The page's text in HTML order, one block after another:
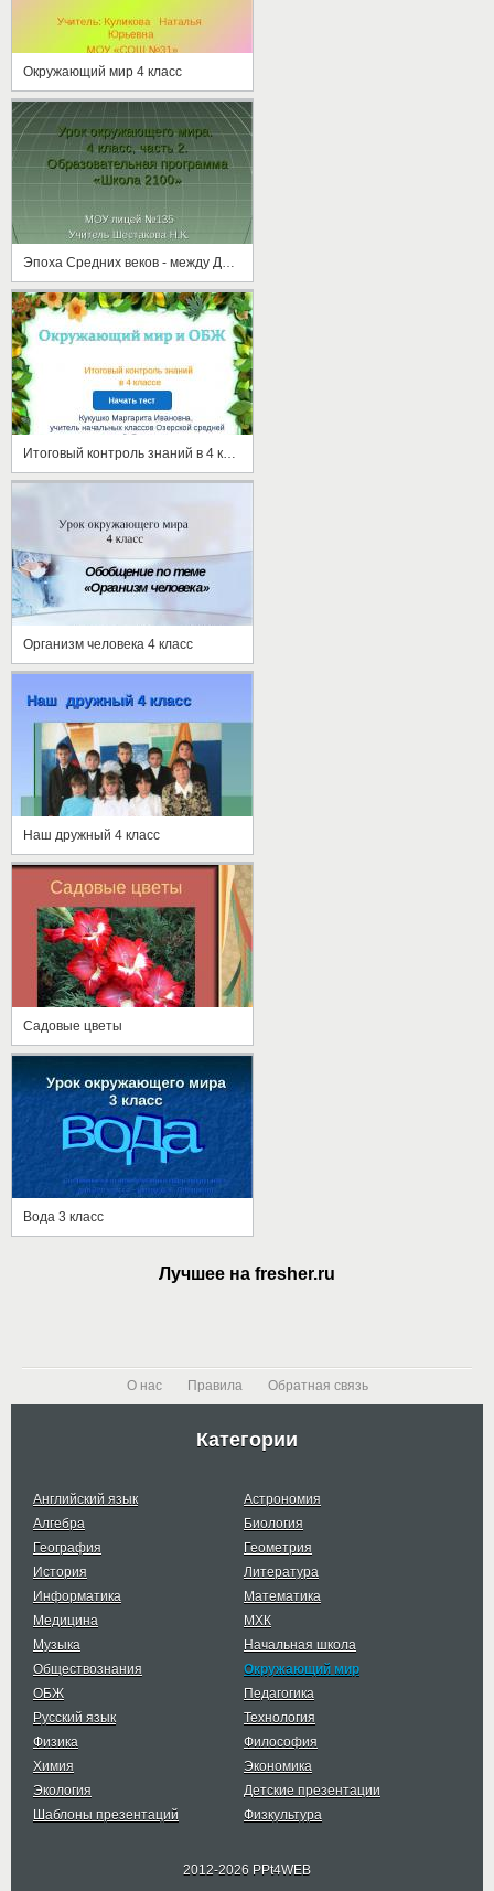
Окружающий мир 4 класс
Организм человека 4 класс
Наш дружный 4 класс
Садовые цветы
Вода 3 класс
Лучшее на fresher.ru
О нас Правила Обратная связь
Категории
Английский язык
Астрономия
Алгебра
Биология
География
Геометрия
История
Литература
Информатика
Математика
Медицина
МХК
Музыка
Начальная школа
Обществознания
Окружающий мир
ОБЖ
Педагогика
Русский язык
Технология
Физика
Философия
Химия
Экономика
Экология
Детские презентации
Шаблоны презентаций
Физкультура
2012-2026 PPt4WEB